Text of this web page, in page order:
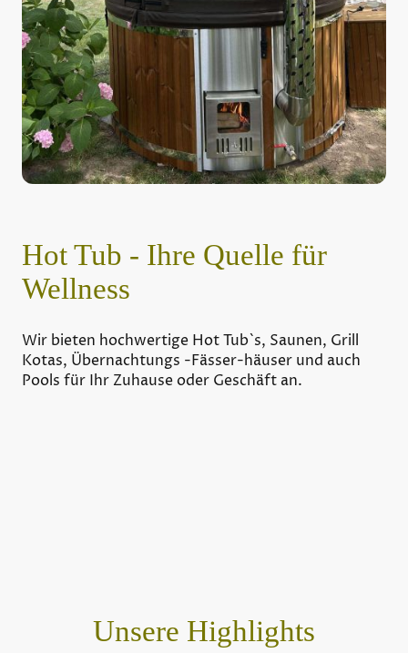
Hot Tub - Ihre Quelle für
Wellness
Wir bieten hochwertige Hot Tub`s, Saunen, Grill
Kotas, Übernachtungs -Fässer-häuser und auch
Pools für Ihr Zuhause oder Geschäft an.
Unsere Highlights